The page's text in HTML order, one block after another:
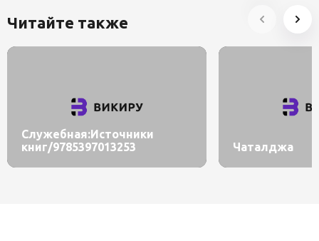
Читайте также
Служебная:Источники
книг/9785397013253
Чаталджа